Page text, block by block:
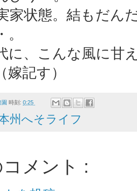
家状態。結もだん
に、こんな風に甘
嫁記す）
時刻: 0:25
州へそライフ
メント :